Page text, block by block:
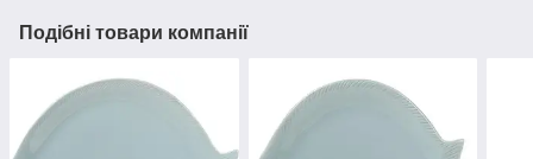
Подібні товари компанії